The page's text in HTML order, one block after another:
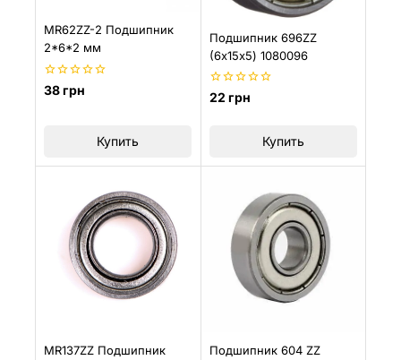
MR62ZZ-2 Подшипник
2*6*2 мм
0
38грн
Купить
Подшипник 696ZZ
(6х15х5) 1080096
0
22грн
Купить
MR137ZZ Подшипник
Подшипник 604 ZZ